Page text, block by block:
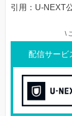
引用：U-NEXT
\
配信サービ